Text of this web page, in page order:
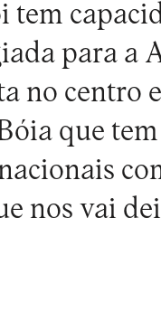
tem
para a
no centro
que
nos vai